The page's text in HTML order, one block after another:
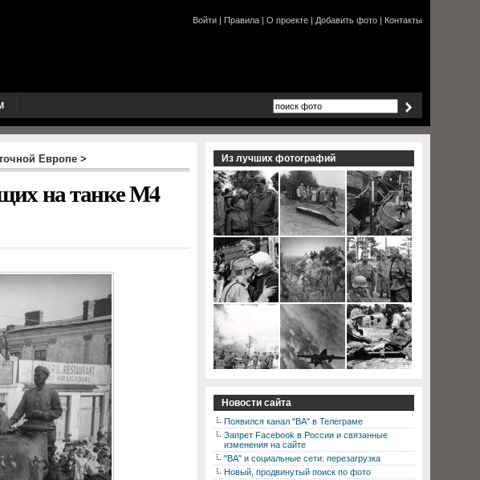
Войти | Правила | О проекте | Добавить фото | Контакты
Европе >
на танке М4
Из лучших фотографий
Новости сайта
Появился канал "ВА" в Телеграме
Запрет Facebook в России и связанные
изменения на сайте
"ВА" и социальные сети: перезагрузка
Новый, продвинутый поиск по фото